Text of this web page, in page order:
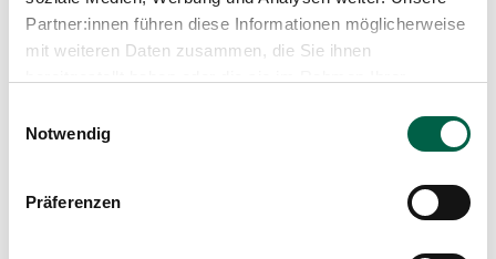
Partner:innen führen diese Informationen möglicherweise
mit weiteren Daten zusammen, die Sie ihnen
Notwendig
Präferenzen
Nystagmus